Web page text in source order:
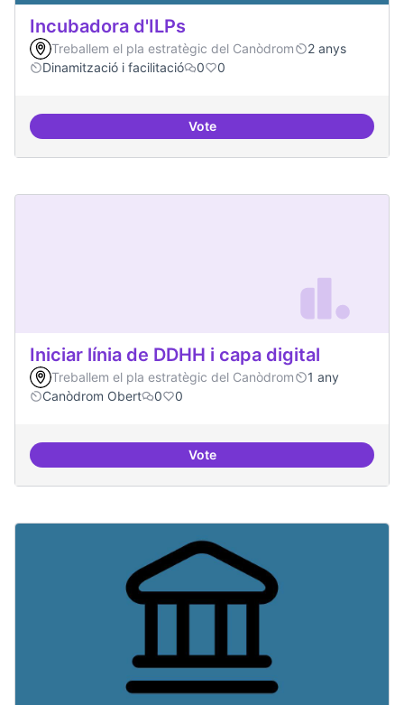
Incubadora d'ILPs
Treballem el pla estratègic del Canòdrom
2 anys
Dinamització i facilitació
0 0
VoteIncubadora d'ILPs
Iniciar línia de DDHH i capa digital
Treballem el pla estratègic del Canòdrom
1 any
Canòdrom Obert
0 0
VoteIniciar línia de DDHH i capa